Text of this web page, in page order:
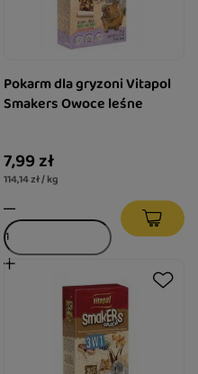
Pokarm dla gryzoni Vitapol
Smakers Owoce leśne
7,99 zł
114,14 zł / kg